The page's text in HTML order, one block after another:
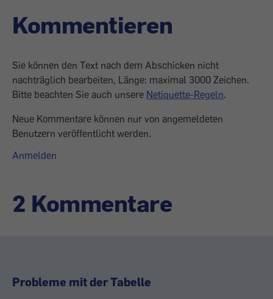
Kommentieren
Sie können den Text nach dem Abschicken nicht
nachträglich bearbeiten, Länge: maximal 3000 Zeichen.
Bitte beachten Sie auch unsere Netiquette-Regeln.
Neue Kommentare können nur von angemeldeten
Benutzern veröffentlicht werden.
Anmelden
2 Kommentare
Probleme mit der Tabelle